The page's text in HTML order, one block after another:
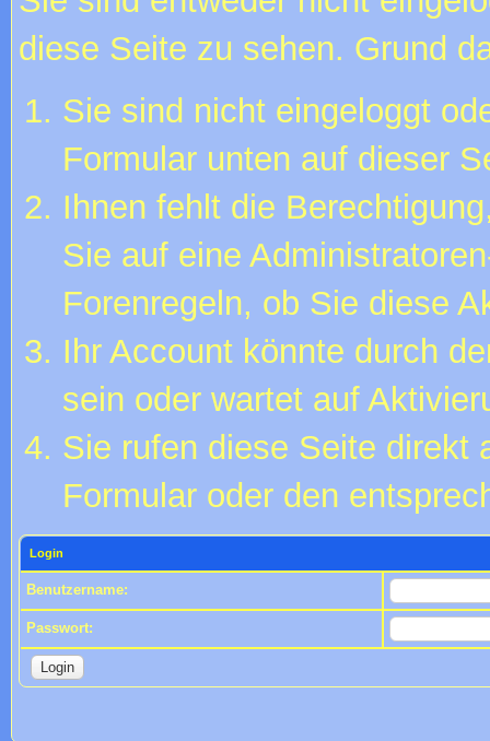
diese Seite zu sehen. Grund
Sie sind nicht eingeloggt
Formular unten auf dieser
Ihnen fehlt die
Sie auf eine
Forenregeln, ob Sie diese
Ihr Account könnte durch
sein oder wartet auf
Sie rufen diese Seite direkt
Formular oder den
Login
Benutzername:
Passwort: